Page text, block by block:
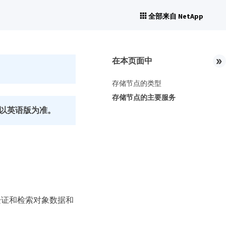
全部来自 NetApp
英语版为准。
和检索对象数据和
在本页面中
存储节点的类型
存储节点的主要服务